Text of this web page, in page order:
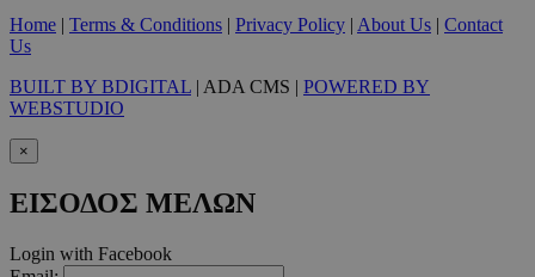
Home | Terms & Conditions | Privacy Policy | About Us | Contact
Us
BUILT BY BDIGITAL | ADA CMS | POWERED BY
WEBSTUDIO
×
ΕΙΣΟΔΟΣ ΜΕΛΩΝ
Login with Facebook
AdSphere-GDPR